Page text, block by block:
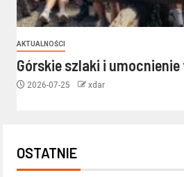
AKTUALNOŚCI
Górskie szlaki i umocnienie
2026-07-25 xdar
OSTATNIE